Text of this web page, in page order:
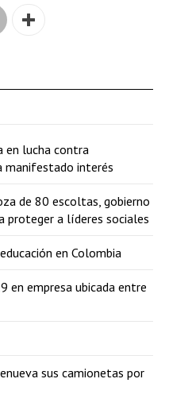
en lucha contra
manifestado interés
de 80 escoltas, gobierno
proteger a líderes sociales
en Colombia
en empresa ubicada entre
sus camionetas por